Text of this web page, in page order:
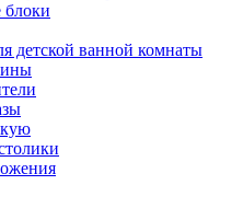
блоки
детской ванной комнаты